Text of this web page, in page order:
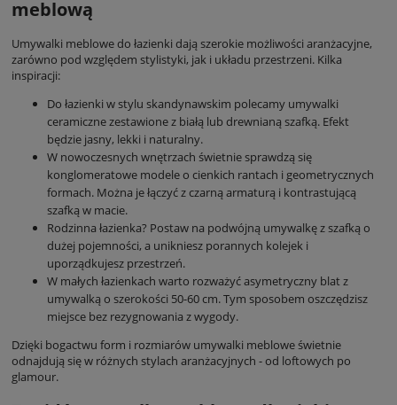
meblową
Umywalki meblowe do łazienki dają szerokie możliwości aranżacyjne,
zarówno pod względem stylistyki, jak i układu przestrzeni. Kilka
inspiracji:
Do łazienki w stylu skandynawskim polecamy umywalki
ceramiczne zestawione z białą lub drewnianą szafką. Efekt
będzie jasny, lekki i naturalny.
W nowoczesnych wnętrzach świetnie sprawdzą się
konglomeratowe modele o cienkich rantach i geometrycznych
formach. Można je łączyć z czarną armaturą i kontrastującą
szafką w macie.
Rodzinna łazienka? Postaw na podwójną umywalkę z szafką o
dużej pojemności, a unikniesz porannych kolejek i
uporządkujesz przestrzeń.
W małych łazienkach warto rozważyć asymetryczny blat z
umywalką o szerokości 50-60 cm. Tym sposobem oszczędzisz
miejsce bez rezygnowania z wygody.
Dzięki bogactwu form i rozmiarów umywalki meblowe świetnie
odnajdują się w różnych stylach aranżacyjnych - od loftowych po
glamour.